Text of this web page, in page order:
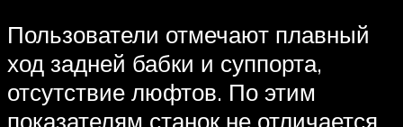
Пользователи отмечают плавный
ход задней бабки и суппорта,
отсутствие люфтов. По этим
показателям станок не отличается